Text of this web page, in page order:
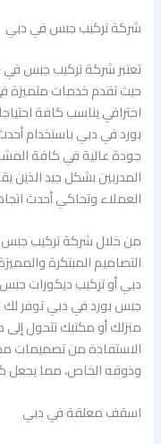
شركة تركيب جبس في دبي
تعتبر شركة تركيب جبس في
حيث تقدم خدمات متميزة
احترافي يناسب كافة
بورد في دبي باستخدام
جودة عالية في كافة
المدربين بشكل جيد الذين
العملاء وتحاكي أحدث
من خلال شركة تركيب جبس
التصاميم المبتكرة
دبي أو تركيب ديكورات
جبس بورد في دبي توفر
منزلك أو مكتبك تتحول
الاستفادة من تصميمات
وذوقه الخاص، مما يجعل
اسقف معلقة في دبي